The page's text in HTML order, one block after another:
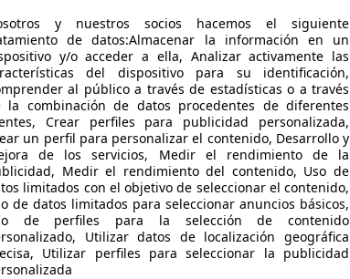
08/2021 118.867 km
- Carrer d´Ocaña
y nuestros socios hacemos el siguiente
de datos:Almacenar la información en un
y/o acceder a ella, Analizar activamente las
del dispositivo para su identificación,
al público a través de estadísticas o a través
la combinación de datos procedentes de diferentes
Crear perfiles para publicidad personalizada,
un perfil para personalizar el contenido, Desarrollo y
de los servicios, Medir el rendimiento de la
Medir el rendimiento del contenido, Uso de
limitados con el objetivo de seleccionar el contenido,
de datos limitados para seleccionar anuncios básicos,
de perfiles para la selección de contenido
Utilizar datos de localización geográfica
Utilizar perfiles para seleccionar la publicidad